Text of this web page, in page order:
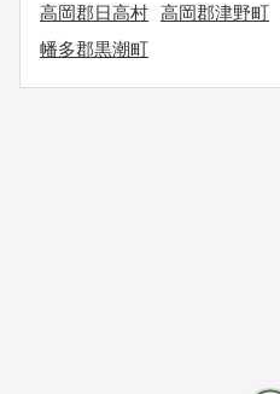
高岡郡日高村 高岡郡津野町
幡多郡黒潮町